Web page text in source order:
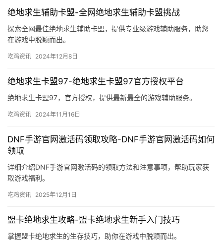
绝地求生辅助卡盟-全网绝地求生辅助卡盟挑战
探索全网最佳绝地求生辅助卡盟，提供专业级游戏辅助服务，助您
在游戏中脱颖而出。
吃鸡资讯 2024年12月8日
绝地求生卡盟97-绝地求生卡盟97官方授权平台
绝地求生卡盟97，官方授权，提供最新最全的游戏辅助服务。
吃鸡资讯 2024年11月16日
DNF手游官网激活码领取攻略-DNF手游官网激活码如何
领取
详细介绍DNF手游官网激活码的领取方法和注意事项，帮助玩家获
取游戏福利。
吃鸡资讯 2025年12月1日
盟卡绝地求生攻略-盟卡绝地求生新手入门技巧
掌握盟卡绝地求生的生存技巧，助你在游戏中脱颖而出。